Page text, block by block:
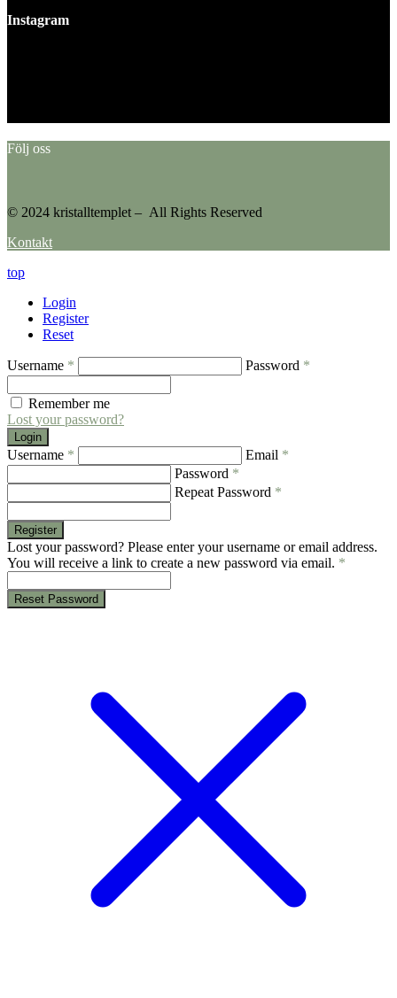
Instagram
Följ oss
© 2024 kristalltemplet – All Rights Reserved
Kontakt
top
Login
Register
Reset
Username * Password *
Remember me
Lost your password?
Login
Username * Email *
Password *
Repeat Password *
Register
Lost your password? Please enter your username or email address.
You will receive a link to create a new password via email. *
Reset Password